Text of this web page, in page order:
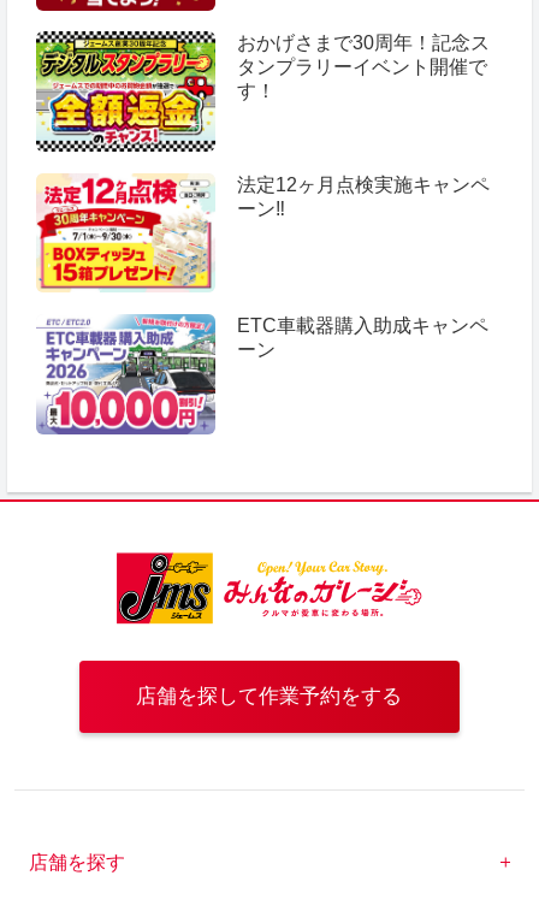
おかげさまで30周年！記念ス
タンプラリーイベント開催で
す！
法定12ヶ月点検実施キャンペ
ーン‼
ETC車載器購入助成キャンペ
ーン
店舗を探して作業予約をする
店舗を探す